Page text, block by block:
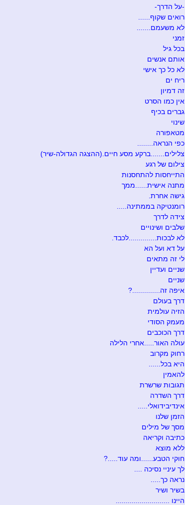
-על הדרך-
רואים שקוף......
לא משעמם.......
זמני
בכל גיל
אותם אנשים
לא כל כך אישי
ריח ים
זה דמיון
אין כמו הסרט
גברים בכיף
שינוי
מטאפורה
כפי הנראה........
צלילים.......ברקע מסע חיים.(ההצגה הגדולה-שיר)
צילום של רגע
התייחסות להתחסנות
מתנה אישית......ממך
גישה אחרת.
רומנטיקה בממתינה.....
צידה לדרך
שלבים ושינויים
לא לבכות..............לכבד.
על דא ועל הא
לי זה מתאים
שניים ועדיין
שניים
איפה זה..............?
דרך בעולם
הזיה עולמית
מעמק הסודי
דרך הכוכבים
עולה האור.....אחרי הלילה
רחוק מקרוב
היא בכל......
להאמין
תגובות שרשרת
דרך השדרה
אינדיבידואלי.....
הזמן שלנו
מסך של מילים
כתיבה וקריאה
ללא מוצא
חוקי הטבע......ומה עוד.....?
לך עיניי נסיכה ....
נראה כך.....
בשיר ושיר
היינו ...........................